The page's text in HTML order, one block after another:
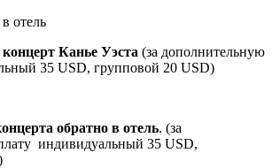
отель
Канье Уэста (за дополнительную
35 USD, групповой 20 USD)
обратно в отель. (за
индивидуальный 35 USD,